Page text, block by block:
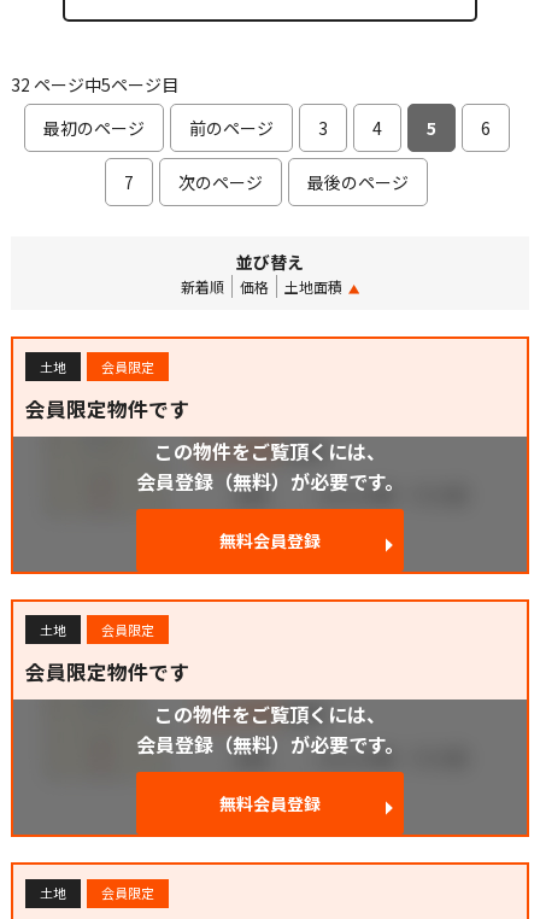
32 ページ中5ページ目
最初のページ
前のページ 3 4 5 6
7 次のページ 最後のページ
並び替え
新着順 価格 土地面積
土地 会員限定
会員限定物件です
この物件をご覧頂くには、
会員登録（無料）が必要です。
無料会員登録
土地 会員限定
会員限定物件です
この物件をご覧頂くには、
会員登録（無料）が必要です。
無料会員登録
土地 会員限定